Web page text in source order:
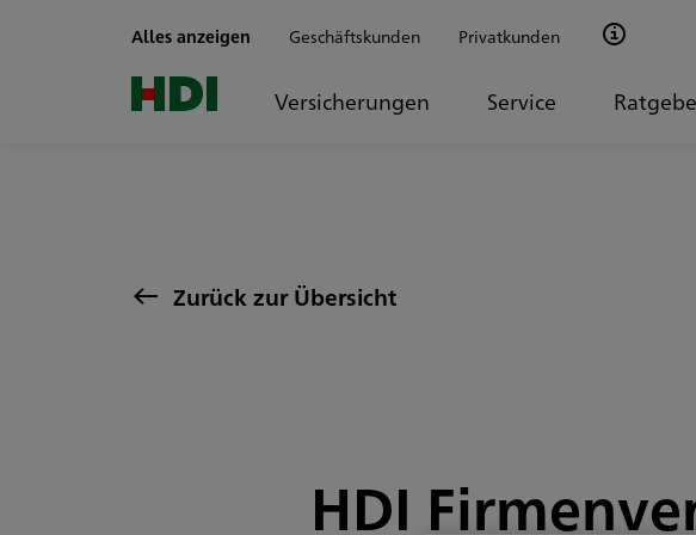
Alles anzeigen Geschäftskunden Privatkunden
Versicherungen Service
Zurück zur Übersicht
HDI